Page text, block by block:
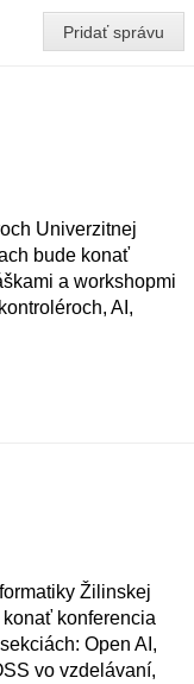
Pridať správu
Univerzitnej
bude konať
a workshopmi
AI,
Žilinskej
konferencia
Open AI,
vo vzdelávaní,